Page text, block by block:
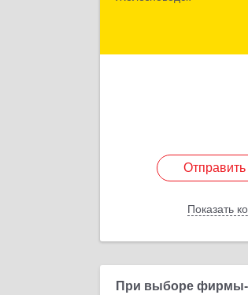
Отправить
Показать
Отправить
При выборе фирмы-